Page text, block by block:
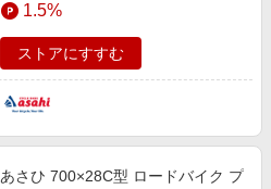
1.5%
ストアにすすむ
あさひ 700×28C型 ロードバイク プ